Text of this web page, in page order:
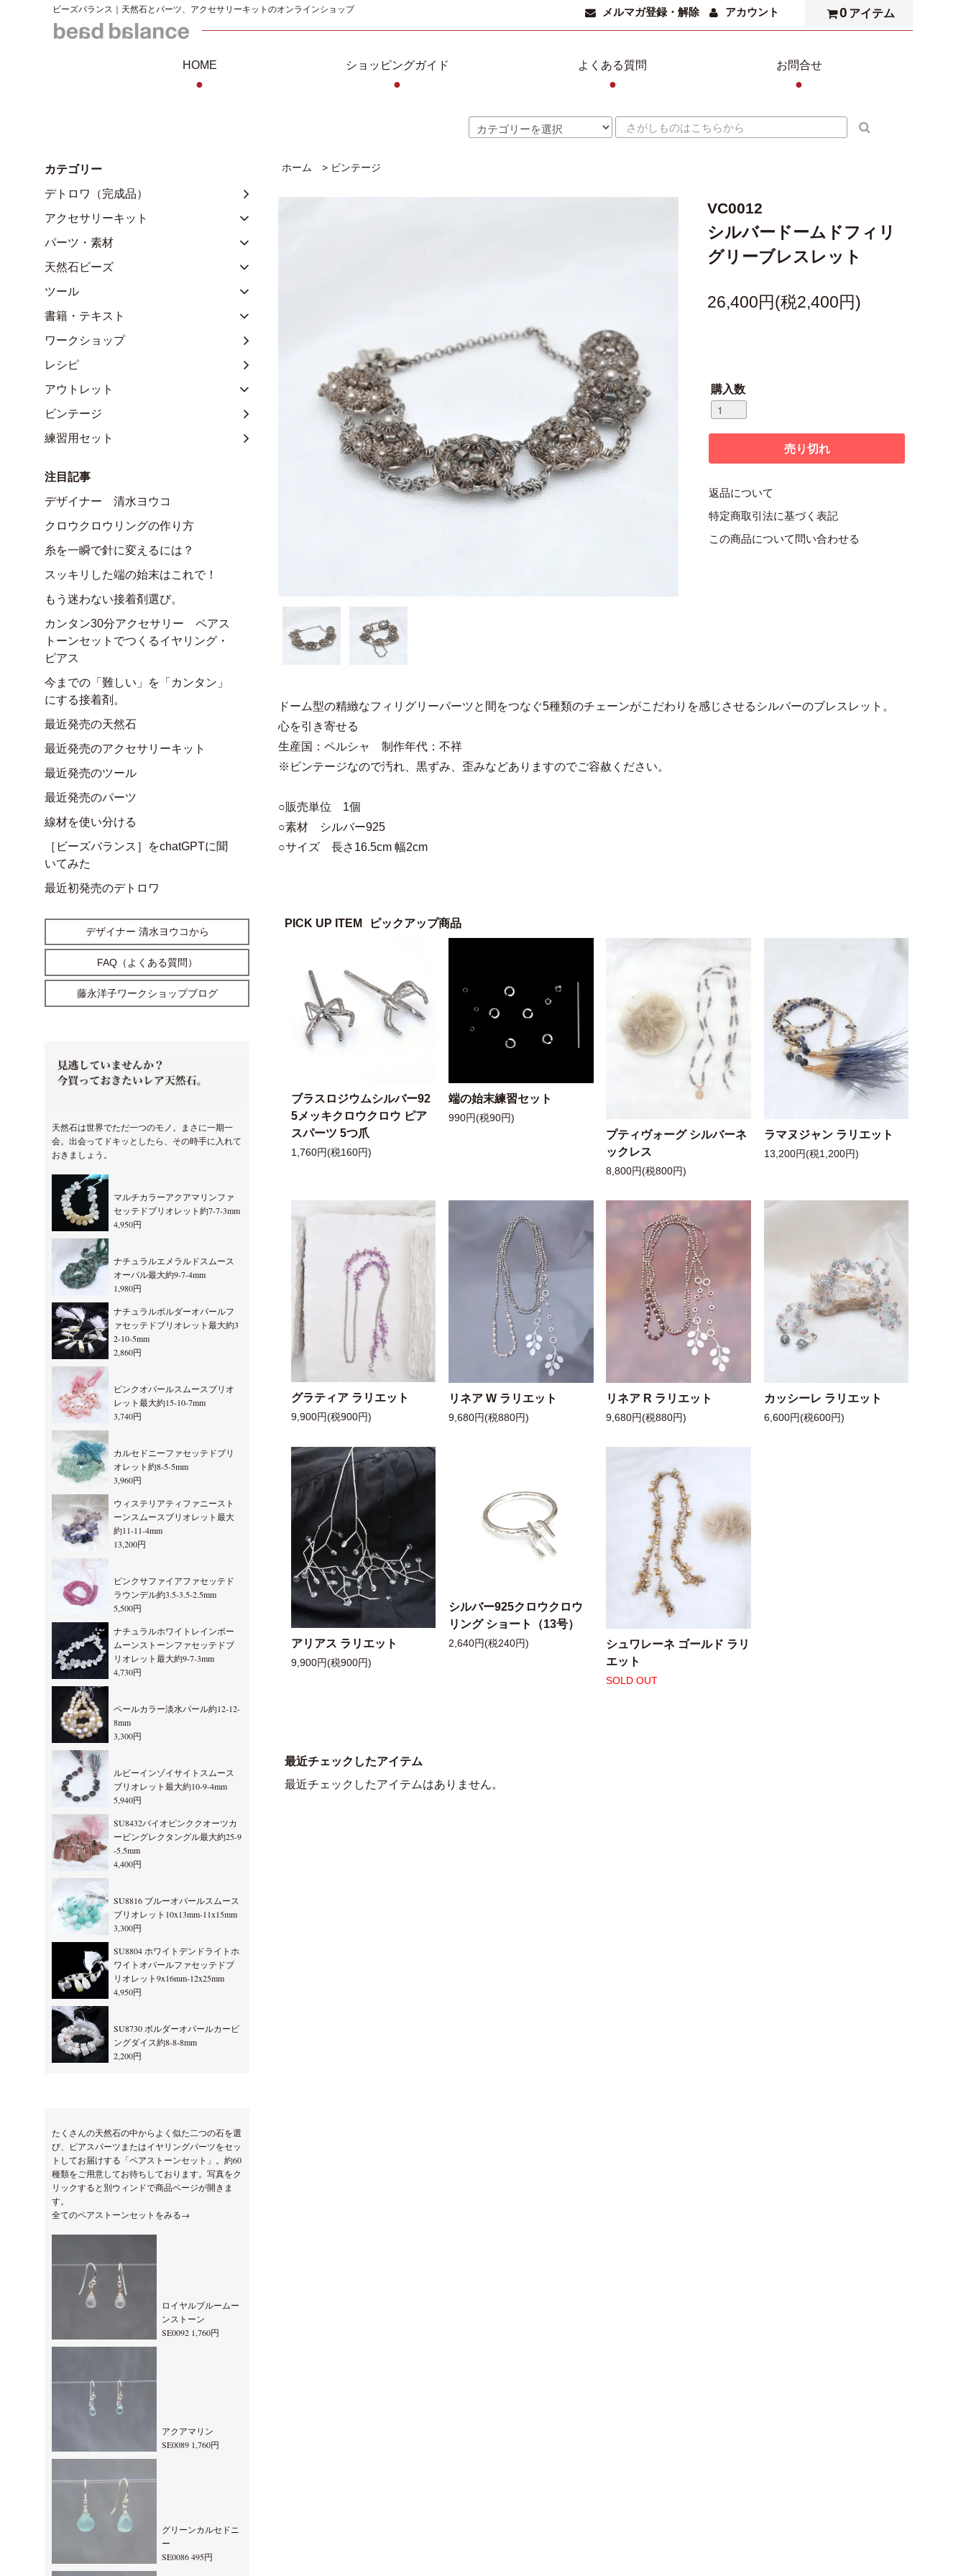
ビーズバランス｜天然石とパーツ、アクセサリーキットのオンラインショップ メルマガ登録・解除 アカウント 0 アイテム
HOME
●
ショッピングガイド
●
よくある質問
●
お問合せ
●
ホーム > ビンテージ
VC0012
シルバードームドフィリ
グリーブレスレット
26,400円(税2,400円)
購入数
返品について
特定商取引法に基づく表記
この商品について問い合わせる
ドーム型の精緻なフィリグリーパーツと間をつなぐ5種類のチェーンがこだわりを感じさせるシルバーのブレスレット。
心を引き寄せる
生産国：ペルシャ 制作年代：不祥
※ビンテージなので汚れ、黒ずみ、歪みなどありますのでご容赦ください。
○販売単位 1個
○素材 シルバー925
○サイズ 長さ16.5cm 幅2cm
PICK UP ITEM ピックアップ商品
ブラスロジウムシルバー92
5メッキクロウクロウ ピア
スパーツ 5つ爪
1,760円(税160円)
端の始末練習セット
990円(税90円)
プティヴォーグ シルバーネ
ックレス
8,800円(税800円)
ラマヌジャン ラリエット
13,200円(税1,200円)
グラティア ラリエット
9,900円(税900円)
リネア W ラリエット
9,680円(税880円)
リネア R ラリエット
9,680円(税880円)
カッシーレ ラリエット
6,600円(税600円)
アリアス ラリエット
9,900円(税900円)
シルバー925クロウクロウ
リング ショート（13号）
2,640円(税240円)
シュワレーネ ゴールド ラリ
エット
SOLD OUT
最近チェックしたアイテム
最近チェックしたアイテムはありません。
カテゴリー
デトロワ（完成品）
アクセサリーキット
パーツ・素材
天然石ビーズ
ツール
書籍・テキスト
ワークショップ
レシピ
アウトレット
ビンテージ
練習用セット
注目記事
デザイナー 清水ヨウコ
クロウクロウリングの作り方
糸を一瞬で針に変えるには？
スッキリした端の始末はこれで！
もう迷わない接着剤選び。
カンタン30分アクセサリー ペアス
トーンセットでつくるイヤリング・
ピアス
今までの「難しい」を「カンタン」
にする接着剤。
最近発売の天然石
最近発売のアクセサリーキット
最近発売のツール
最近発売のパーツ
線材を使い分ける
［ビーズバランス］をchatGPTに聞
いてみた
最近初発売のデトロワ
デザイナー 清水ヨウコから
FAQ（よくある質問）
藤永洋子ワークショップブログ
天然石は世界でただ一つのモノ。まさに一期一
会。出会ってドキッとしたら、その時手に入れて
おきましょう。
マルチカラーアクアマリンファ
セッテドブリオレット約7-7-3mm
4,950円
ナチュラルエメラルドスムース
オーバル最大約9-7-4mm
1,980円
ナチュラルボルダーオパールフ
ァセッテドブリオレット最大約3
2-10-5mm
2,860円
ピンクオパールスムースブリオ
レット最大約15-10-7mm
3,740円
カルセドニーファセッテドブリ
オレット約8-5-5mm
3,960円
ウィステリアティファニースト
ーンスムースブリオレット最大
約11-11-4mm
13,200円
ピンクサファイアファセッテド
ラウンデル約3.5-3.5-2.5mm
5,500円
ナチュラルホワイトレインボー
ムーンストーンファセッテドブ
リオレット最大約9-7-3mm
4,730円
ペールカラー淡水パール約12-12-
8mm
3,300円
ルビーインゾイサイトスムース
ブリオレット最大約10-9-4mm
5,940円
SU8432バイオピンククオーツカ
ービングレクタングル最大約25-9
-5.5mm
4,400円
SU8816 ブルーオパールスムース
ブリオレット10x13mm-11x15mm
3,300円
SU8804 ホワイトデンドライトホ
ワイトオパールファセッテドブ
リオレット9x16mm-12x25mm
4,950円
SU8730 ボルダーオパールカービ
ングダイス約8-8-8mm
2,200円
たくさんの天然石の中からよく似た二つの石を選
び、ピアスパーツまたはイヤリングパーツをセッ
トしてお届けする「ペアストーンセット」。約60
種類をご用意してお待ちしております。写真をク
リックすると別ウィンドで商品ページが開きま
す。
全てのペアストーンセットをみる→
ロイヤルブルームー
ンストーン
SE0092 1,760円
アクアマリン
SE0089 1,760円
グリーンカルセドニ
ー
SE0086 495円